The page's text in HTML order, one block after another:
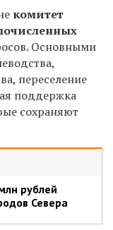
комитет
Основными
переселение
поддержка
сохраняют
рублей
Севера